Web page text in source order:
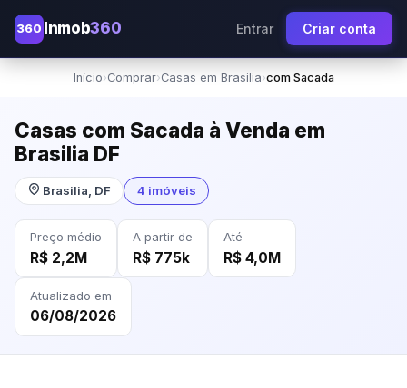
360 Inmob360 Entrar Criar conta
Início›Comprar›Casas em Brasilia›com Sacada
Casas com Sacada à Venda em
Brasilia DF
Brasilia, DF 4 imóveis
Preço médio
R$ 2,2M
A partir de
R$ 775k
Até
R$ 4,0M
Atualizado em
06/08/2026